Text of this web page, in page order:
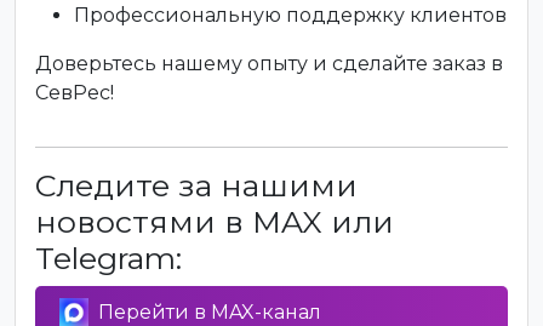
Профессиональную поддержку клиентов
Доверьтесь нашему опыту и сделайте заказ в
СевРес!
Следите за нашими
новостями в MAX или
Telegram:
Перейти в MAX-канал